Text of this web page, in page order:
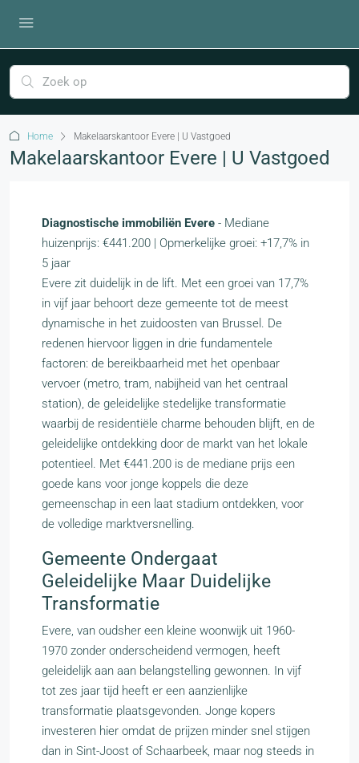
Home Makelaarskantoor Evere | U Vastgoed
Makelaarskantoor Evere | U Vastgoed
Diagnostische immobiliën Evere - Mediane
huizenprijs: €441.200 | Opmerkelijke groei: +17,7% in
5 jaar
Evere zit duidelijk in de lift. Met een groei van 17,7%
in vijf jaar behoort deze gemeente tot de meest
dynamische in het zuidoosten van Brussel. De
redenen hiervoor liggen in drie fundamentele
factoren: de bereikbaarheid met het openbaar
vervoer (metro, tram, nabijheid van het centraal
station), de geleidelijke stedelijke transformatie
waarbij de residentiële charme behouden blijft, en de
geleidelijke ontdekking door de markt van het lokale
potentieel. Met €441.200 is de mediane prijs een
goede kans voor jonge koppels die deze
gemeenschap in een laat stadium ontdekken, voor
de volledige marktversnelling.
Gemeente Ondergaat
Geleidelijke Maar Duidelijke
Transformatie
Evere, van oudsher een kleine woonwijk uit 1960-
1970 zonder onderscheidend vermogen, heeft
geleidelijk aan aan belangstelling gewonnen. In vijf
tot zes jaar tijd heeft er een aanzienlijke
transformatie plaatsgevonden. Jonge kopers
investeren hier omdat de prijzen minder snel stijgen
dan in Sint-Joost of Schaarbeek, maar nog steeds in